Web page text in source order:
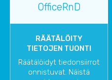
OfficeRnD
RÄÄTÄLÖITY
TIETOJEN TUONTI
Räätälöidyt tiedonsiirrot
onnistuvat. Näistä